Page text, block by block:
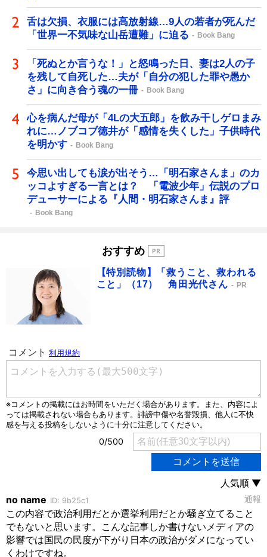
舌は欠損、衣服には高放射線…9人の若者が死んだ
「世界一不気味な山岳遭難」に迫る
Book Bang
「死ぬとか言うな！」と怒鳴った日、妻は2人の子
を残して自死した…夫が「自分の犯した罪や愚か
さ」に向き合う魂の一冊
Book Bang
心を病んだ母が「4Lの大五郎」を飲み干しゲロまみ
れに…ノブコブ徳井が「感情を失くした」子供時代
を明かす
Book Bang
今思い出しても涙が出そう…「明石家さんま」のカ
ッコよすぎる一言とは？ 「電波少年」伝説のプロ
デューサーによる『人間・明石家さんま』評
Book Bang
おすすめ
【特別読物】「救うこと、救われる
こと」（17） 角田光代さん
PR